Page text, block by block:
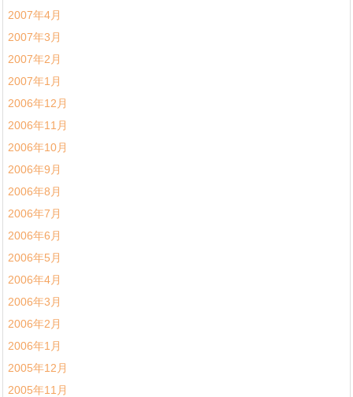
2007年4月
2007年3月
2007年2月
2007年1月
2006年12月
2006年11月
2006年10月
2006年9月
2006年8月
2006年7月
2006年6月
2006年5月
2006年4月
2006年3月
2006年2月
2006年1月
2005年12月
2005年11月